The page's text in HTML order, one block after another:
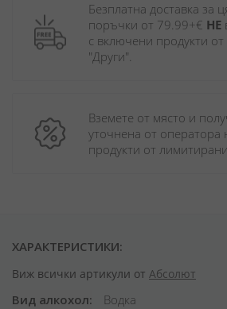
Безплатна доставка за
поръчки от 79.99+€ НЕ
с включени продукти от
"Други".
Вземете от място и
уточнена от оператора
продукти от
ХАРАКТЕРИСТИКИ:
Виж всички артикули от Абсолют
Вид алкохол
Водка